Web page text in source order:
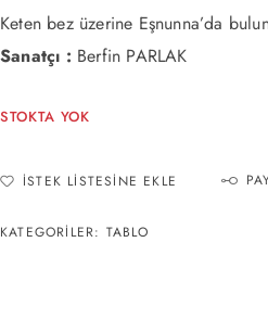
Keten bez üzerine Eşnunna’da
Sanatçı : Berfin PARLAK
STOKTA YOK
İSTEK LISTESINE EKLE
KATEGORILER: TABLO